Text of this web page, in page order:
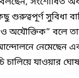
গুরুত্বপূর্ণ সুবিধা
অযৌক্তিক” বলে
নেমেছেন
চালিয়ে যাওয়ার